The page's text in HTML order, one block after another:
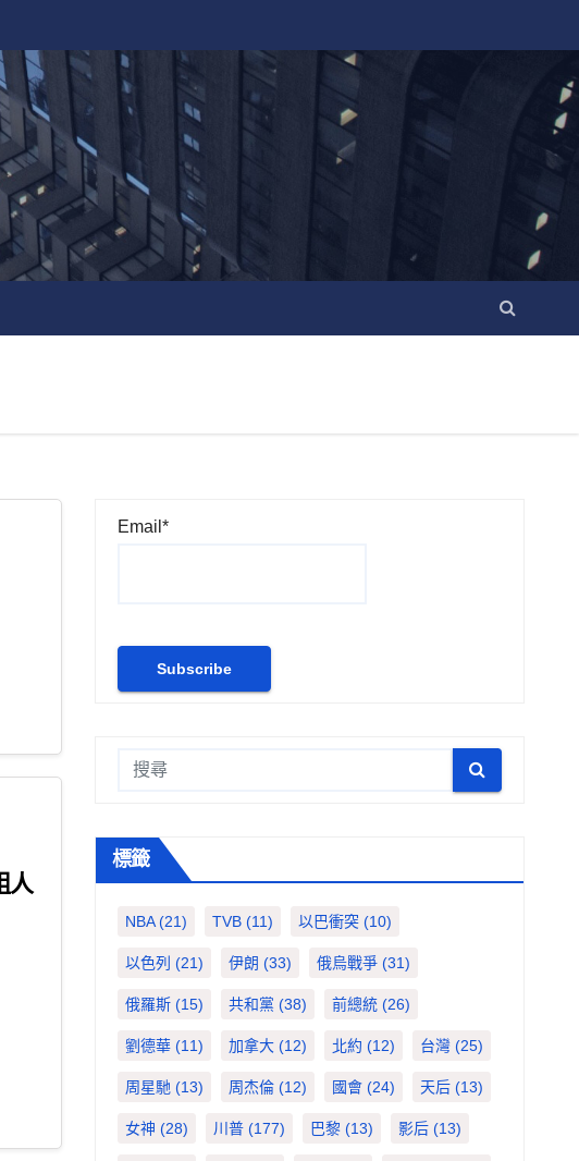
人
Email*
標籤
NBA(21) TVB (11) 以巴衝突 (10)
以色列 (21) 伊朗 (33) 俄烏戰爭 (31)
俄羅斯 (15) 共和黨 (38) 前總統 (26)
劉德華 (11) 加拿大 (12) 北約 (12) 台灣 (25)
周星馳 (13) 周杰倫 (12) 國會 (24) 天后 (13)
女神 (28) 川普 (177) 巴黎 (13) 影后 (13)